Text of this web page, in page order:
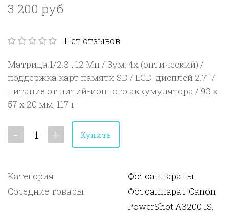
3 200 руб
Нет отзывов
Матрица 1/2.3", 12 Мп / Зум: 4x (оптический) /
поддержка карт памяти SD / LCD-дисплей 2.7" /
питание от литий-ионного аккумулятора / 93 x
57 x 20 мм, 117 г
- + Купить
Категория
Фотоаппараты
Соседние товары
Фотоаппарат Canon
PowerShot A3200 IS,